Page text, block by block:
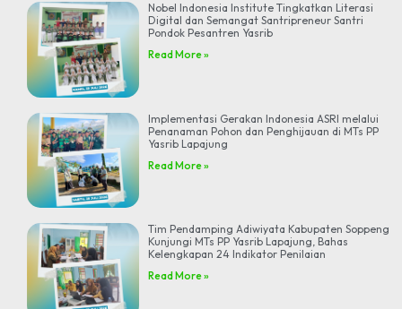
Nobel Indonesia Institute Tingkatkan Literasi
Digital dan Semangat Santripreneur Santri
Pondok Pesantren Yasrib
Read More »
Implementasi Gerakan Indonesia ASRI melalui
Penanaman Pohon dan Penghijauan di MTs PP
Yasrib Lapajung
Read More »
Tim Pendamping Adiwiyata Kabupaten Soppeng
Kunjungi MTs PP Yasrib Lapajung, Bahas
Kelengkapan 24 Indikator Penilaian
Read More »